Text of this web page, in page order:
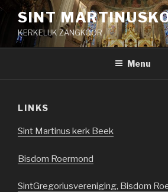
Naar
inhoud
springen
SINT
KERKELIJK ZANGKOOR
Menu
LINKS
Sint Martinus kerk Beek
Bisdom Roermond
SintGregoriusvereniging, Bisdom